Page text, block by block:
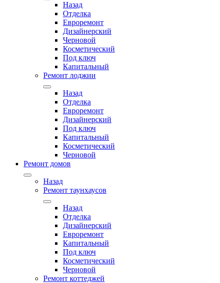
Назад
Отделка
Евроремонт
Дизайнерский
Черновой
Косметический
Под ключ
Капитальный
Ремонт лоджии
Назад
Отделка
Евроремонт
Дизайнерский
Под ключ
Капитальный
Косметический
Черновой
Ремонт домов
Назад
Ремонт таунхаусов
Назад
Отделка
Дизайнерский
Евроремонт
Капитальный
Под ключ
Косметический
Черновой
Ремонт коттеджей